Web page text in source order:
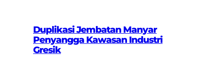
Duplikasi Jembatan Manyar
Penyangga Kawasan Industri
Gresik